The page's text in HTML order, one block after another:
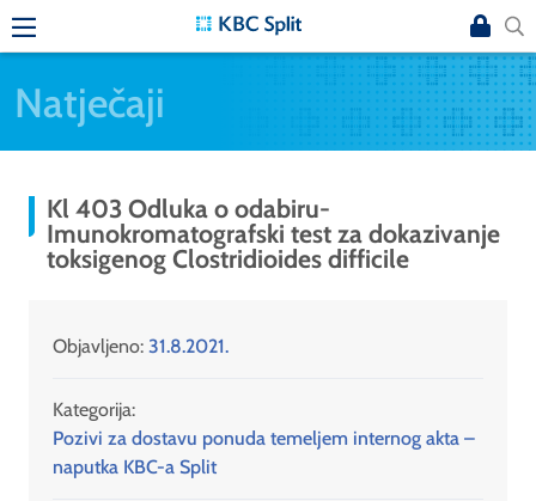
Natječaji
Kl 403 Odluka o odabiru-
Imunokromatografski test za dokazivanje
toksigenog Clostridioides difficile
Objavljeno: 31.8.2021.
Kategorija:
Pozivi za dostavu ponuda temeljem internog akta –
naputka KBC-a Split